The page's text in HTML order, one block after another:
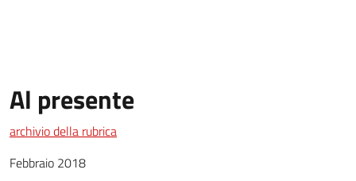
Al presente
archivio della rubrica
Febbraio 2018